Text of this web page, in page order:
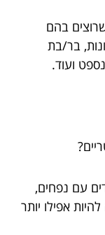
בהם
בר/בת
ועוד.
עם נפחים,
אפילו יותר